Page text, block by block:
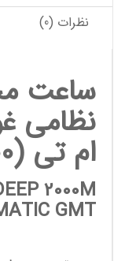
نظرات (0)
ساعت
نظامی
ام تی (2000 متری)
2000M
GMT